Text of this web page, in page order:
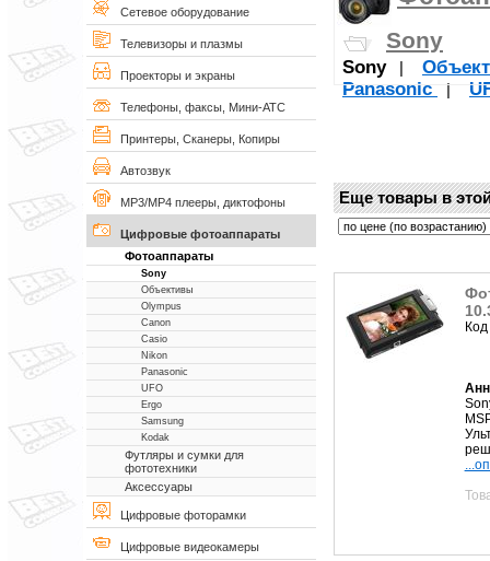
Сетевое оборудование
Телевизоры и плазмы
Проекторы и экраны
Телефоны, факсы, Мини-АТС
Принтеры, Сканеры, Копиры
Автозвук
MP3/MP4 плееры, диктофоны
Цифровые фотоаппараты
Фотоаппараты
Sony
Объективы
Olympus
Canon
Casio
Nikon
Panasonic
UFO
Ergo
Samsung
Kodak
Футляры и сумки для
фототехники
Аксессуары
Цифровые фоторамки
Цифровые видеокамеры
Sony
Sony|
Panasonic
|
Еще товары в